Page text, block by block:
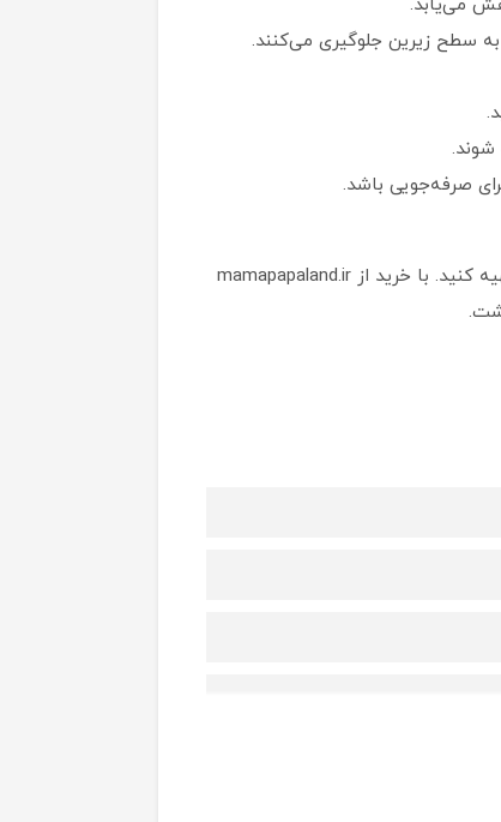
می‌یابد.
سطح زیرین جلوگیری می‌کنند.
شوند.
صرفه‌جویی باشد.
برای داشتن تجربه‌ای آسان و بدون دغدغه در خرید زیرانداز تعویض نوزاد، می‌توانید این محصول ضروری را از ماماپاپالند تهیه کنید. با خرید از mamapapaland.ir